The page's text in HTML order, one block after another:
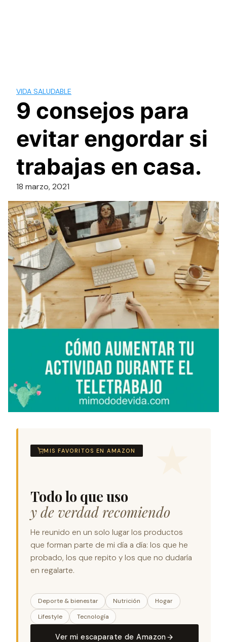
VIDA SALUDABLE
9 consejos para
evitar engordar si
trabajas en casa.
18 marzo, 2021
MIS FAVORITOS EN AMAZON
Todo lo que uso
y de verdad recomiendo
He reunido en un solo lugar los productos
que forman parte de mi día a día: los que he
probado, los que repito y los que no dudaría
en regalarte.
Deporte & bienestar Nutrición
Hogar
Lifestyle
Tecnología
Ver mi escaparate de Amazon